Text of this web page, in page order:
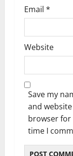
Email *
Website
Save my
and
browser
time I